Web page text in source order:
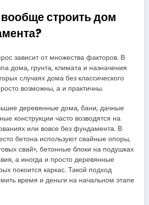
строить дом
зависит от множества факторов. В
дома, грунта, климата и назначения
случаях дома без классического
возможны, а и практичны.
деревянные дома, бани, дачные
конструкции часто возводятся на
или вовсе без фундамента. В
бетона используют свайные опоры,
свай», бетонные блоки на подушках
а иногда и просто деревянные
покоится каркас. Такой подход
время и деньги на начальном этапе